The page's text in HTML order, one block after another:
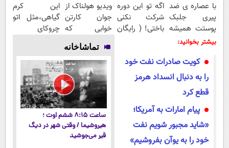
با عصاره ی ضد
پیری جلبک
پوستت همیشه
جوونه!
اگه تو این دوره
شرکت نکنی
باختی! ( رایگان
ویدیو هولناک از
جوان کارتن
خوابی که
میلیاردر شد.
آموزش رایگان
این کرم
گیاهی،مثل اتو
چروکای
بیشتر بخوانید:
کویت صادرات نفت خود
را به دنبال انسداد هرمز
قطع کرد
پیام امارات به آمریکا؛
«شاید مجبور شویم نفت
خود را به یوآن بفروشیم»
تماشاخانه
ساعت ۸:۱۵ ششم اوت ؛
هیروشیما / وقتی شهر در دیگ
قیر می‌جوشید